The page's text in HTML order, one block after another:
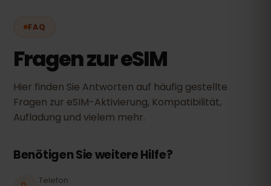
FAQ
Fragen zur eSIM
Hier finden Sie Antworten auf häufig gestellte
Fragen zur eSIM-Aktivierung, Kompatibilität,
Aufladung und vielem mehr.
Benötigen Sie weitere Hilfe?
Telefon